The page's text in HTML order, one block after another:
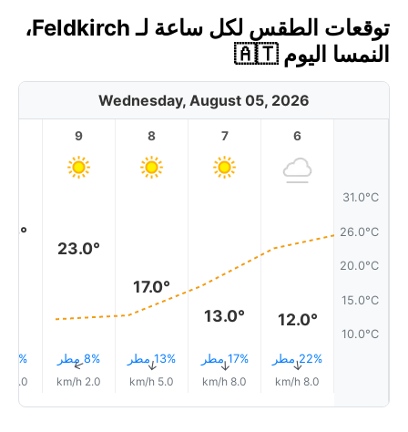
توقعات الطقس لكل ساعة لـ Feldkirch،
النمسا اليوم 🇦🇹
Wednesday, August 05, 2026
31.0°C
26.0°C
20.0°C
15.0°C
10.0°C
6
12.0°
22% مطر↑
8.0 km/h
7
13.0°
17% مطر↑
8.0 km/h
8
17.0°
13% مطر↑
5.0 km/h
9
23.0°
8% مطر↑
2.0 km/h
4% مطر
5.0 km/h